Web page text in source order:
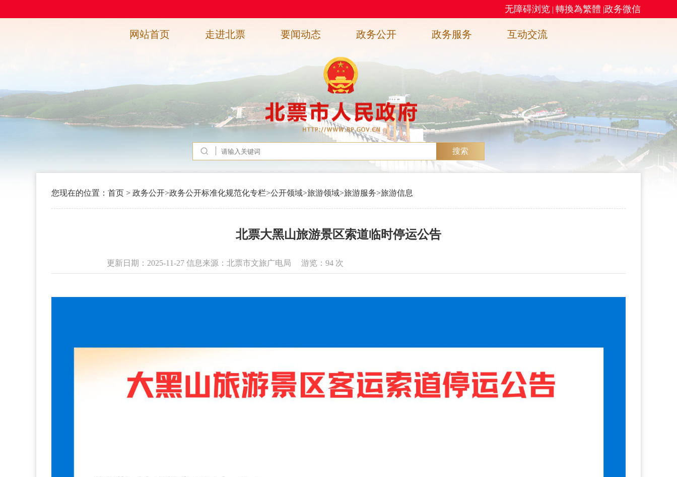
无障碍浏览 | 轉換為繁體 |政务微信
网站首页 走进北票 要闻动态 政务公开 政务服务 互动交流
搜索
您现在的位置： 首页 > 政务公开>政务公开标准化规范化专栏>公开领域>旅游领域>旅游服务>旅游信息
北票大黑山旅游景区索道临时停运公告
更新日期：2025-11-27 信息来源：北票市文旅广电局 游览： 94 次